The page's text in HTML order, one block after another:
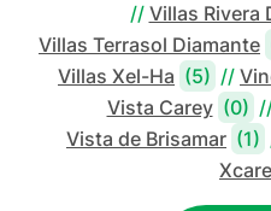
// Villas Rivera
Villas Terrasol Diamante
Villas Xel-Ha (5) //
Vista Carey (0)
Vista de Brisamar (1)